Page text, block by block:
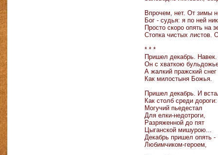
Впрочем, нет. От зимы
Бог - судья: я по ней
Просто скоро опять на
Стопка чистых листов.
* * *
Пришел декабрь. Навек.
Он с хваткою
А жалкий пражский
Как милостыня Божья.
Пришел декабрь. И
Как столб среди дороги:
Могучий пьедестал
Для елки-недотроги,
Разряженной до пят
Цыганской мишурою...
Декабрь пришел опять -
Любимчиком-героем,